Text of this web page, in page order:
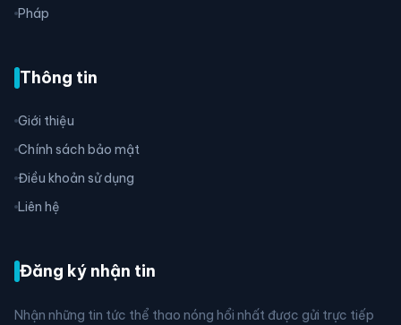
Pháp
Thông tin
Giới thiệu
Chính sách bảo mật
Điều khoản sử dụng
Liên hệ
Đăng ký nhận tin
Nhận những tin tức thể thao nóng hổi nhất được gửi trực tiếp